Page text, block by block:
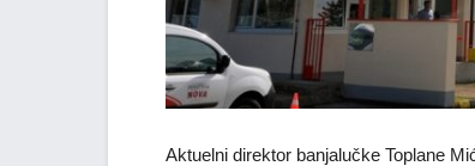
Aktuelni direktor banjalučke Toplane